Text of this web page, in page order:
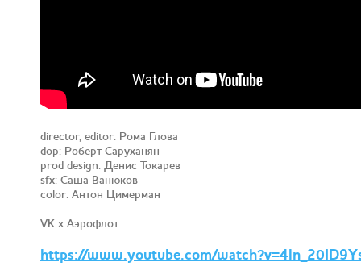
director, editor: Рома Глова
dop: Роберт Саруханян
prod design: Денис Токарев
sfx: Саша Ванюков
color: Антон Цимерман
VK x Аэрофлот
https://www.youtube.com/